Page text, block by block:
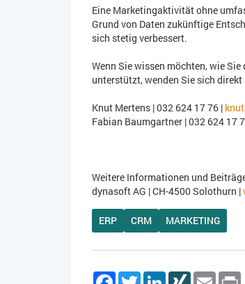
Eine Marketingaktivität ohne
Grund von Daten zukünftige
sich stetig verbessert.
Wenn Sie wissen möchten, wie
unterstützt, wenden Sie sich direkt
Knut Mertens | 032 624 17 76 |
Fabian Baumgartner | 032 624 17
Weitere Informationen und
dynasoft AG | CH-4500 Solothurn |
ERP CRM MARKETING
FacebookTwitterLinkedInXING Email